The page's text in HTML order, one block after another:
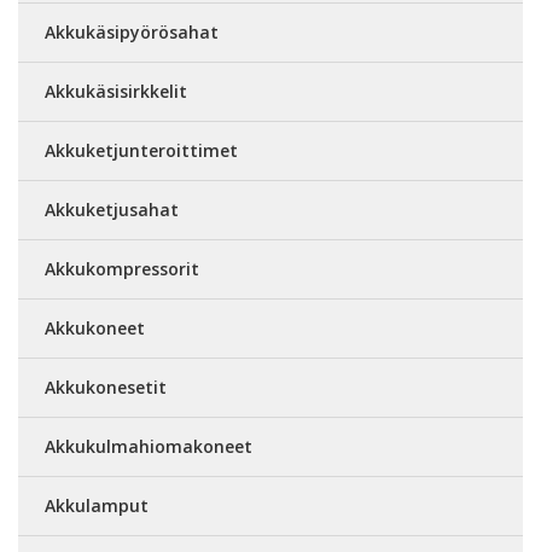
Akkukäsipyörösahat
Akkukäsisirkkelit
Akkuketjunteroittimet
Akkuketjusahat
Akkukompressorit
Akkukoneet
Akkukonesetit
Akkukulmahiomakoneet
Akkulamput